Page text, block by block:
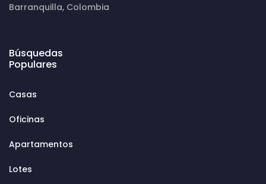
Barranquilla, Colombia
Búsquedas
Populares
Casas
Oficinas
Apartamentos
Lotes